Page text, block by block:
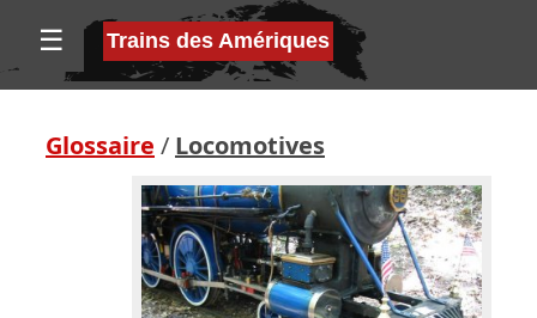
☰ Trains des Amériques
Glossaire / Locomotives